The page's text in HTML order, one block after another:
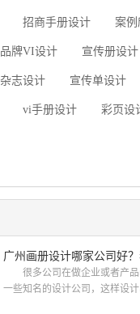
招商手册设计 案例
品牌VI设计 宣传册设计
杂志设计 宣传单设计
vi手册设计 彩页设
很多公司在做企业或者产品
一些知名的设计公司，这样设